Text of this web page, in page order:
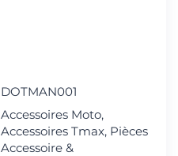
DOTMAN001
Accessoires Moto,
Accessoires Tmax, Pièces
Accessoire &